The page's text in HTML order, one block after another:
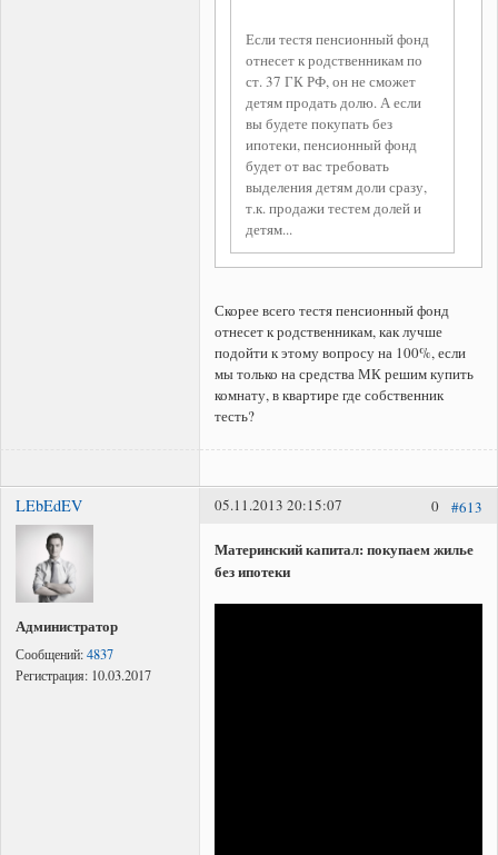
Если тестя пенсионный фонд
отнесет к родственникам по
ст. 37 ГК РФ, он не сможет
детям продать долю. А если
вы будете покупать без
ипотеки, пенсионный фонд
будет от вас требовать
выделения детям доли сразу,
т.к. продажи тестем долей и
детям...
Скорее всего тестя пенсионный фонд
отнесет к родственникам, как лучше
подойти к этому вопросу на 100%, если
мы только на средства МК решим купить
комнату, в квартире где собственник
тесть?
LEbEdEV
Администратор
Сообщений:4837
Регистрация: 10.03.2017
#613
0
05.11.2013 20:15:07
Материнский капитал: покупаем жилье
без ипотеки